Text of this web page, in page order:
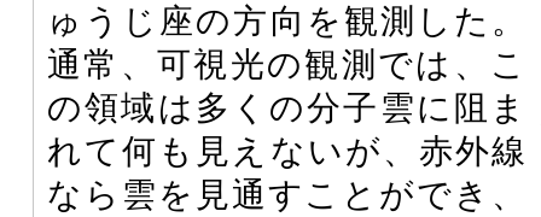
ゅうじ座の方向を観測した。
通常、可視光の観測では、こ
の領域は多くの分子雲に阻ま
れて何も見えないが、赤外線
なら雲を見通すことができ、